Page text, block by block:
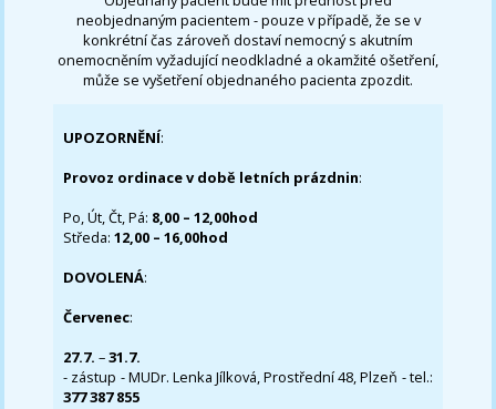
neobjednaným pacientem - pouze v případě, že se v
konkrétní čas zároveň dostaví nemocný s akutním
onemocněním vyžadující neodkladné a okamžité ošetření,
může se vyšetření objednaného pacienta zpozdit.
UPOZORNĚNÍ:
Provoz ordinace v době letních prázdnin:
Po, Út, Čt, Pá: 8,00 – 12,00hod
Středa:12,00 – 16,00hod
DOVOLENÁ:
Červenec:
27.7.–31.7.
- zástup - MUDr. Lenka Jílková, Prostřední 48, Plzeň - tel.:
377 387 855